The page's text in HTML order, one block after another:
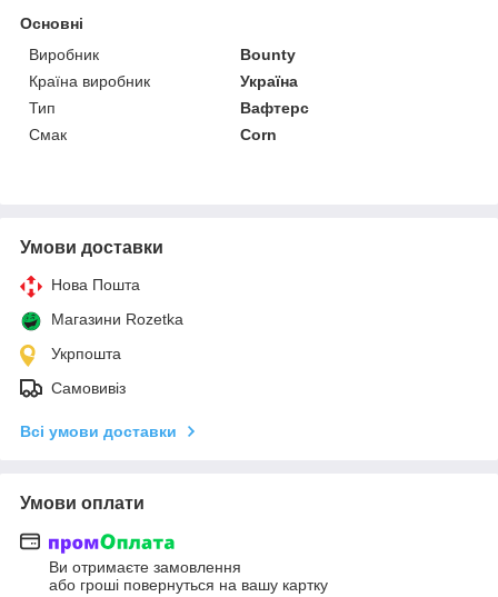
Основні
Виробник
Bounty
Країна виробник
Україна
Тип
Вафтерс
Смак
Corn
Умови доставки
Нова Пошта
Магазини Rozetka
Укрпошта
Самовивіз
Всі умови доставки
Умови оплати
Ви отримаєте замовлення
або гроші повернуться на вашу картку